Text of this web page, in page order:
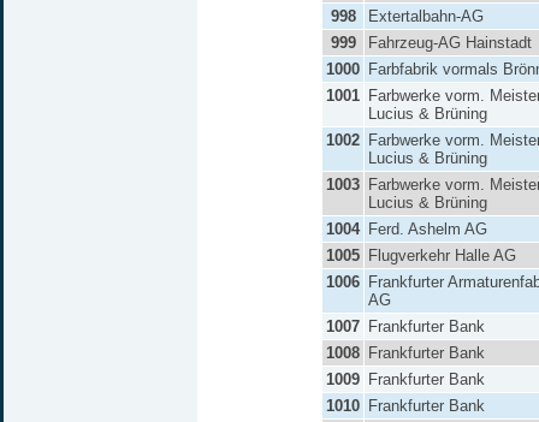
998
Extertalbahn-AG
999
Fahrzeug-AG Hainstadt
1000 Farbfabrik vormals
1001 Farbwerke vorm.
Lucius & Brüning
1002 Farbwerke vorm.
Lucius & Brüning
1003 Farbwerke vorm.
Lucius & Brüning
1004 Ferd. Ashelm AG
1005 Flugverkehr Halle AG
1006 Frankfurter
AG
1007 Frankfurter Bank
1008 Frankfurter Bank
1009 Frankfurter Bank
1010 Frankfurter Bank